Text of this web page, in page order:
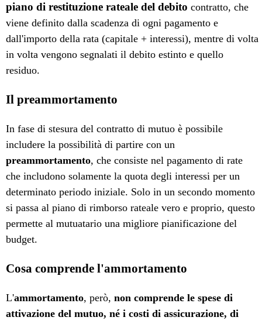
piano di restituzione rateale del debito contratto, che
viene definito dalla scadenza di ogni pagamento e
dall'importo della rata (capitale + interessi), mentre di volta
in volta vengono segnalati il debito estinto e quello
residuo.
Il preammortamento
In fase di stesura del contratto di mutuo è possibile
includere la possibilità di partire con un
preammortamento, che consiste nel pagamento di rate
che includono solamente la quota degli interessi per un
determinato periodo iniziale. Solo in un secondo momento
si passa al piano di rimborso rateale vero e proprio, questo
permette al mutuatario una migliore pianificazione del
budget.
Cosa comprende l'ammortamento
L'ammortamento, però,non comprende le spese di
attivazione del mutuo, né i costi di assicurazione, di